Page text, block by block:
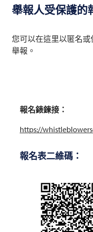
舉報人受保護的
您可以在這里以匿名
舉報。
報名錶鍊接：
https://
報名表二維碼：